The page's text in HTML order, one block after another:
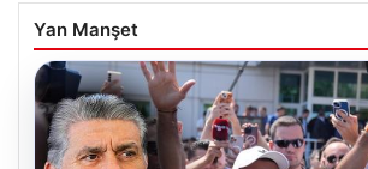
Yan Manşet